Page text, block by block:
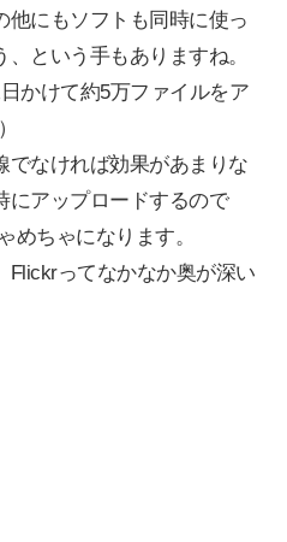
他にもソフトも同時に使っ
という手もありますね。
かけて約5万ファイルをア
でなければ効果があまりな
にアップロードするので
めちゃになります。
Flickrってなかなか奥が深い